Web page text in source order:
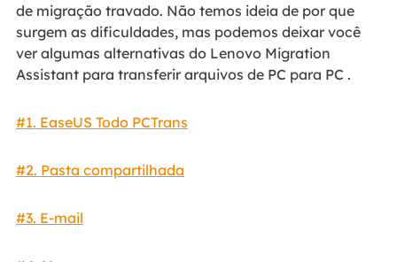
de migração travado. Não temos ideia de por que
surgem as dificuldades, mas podemos deixar você
ver algumas alternativas do Lenovo Migration
Assistant para transferir arquivos de PC para PC .
#1. EaseUS Todo PCTrans
#2. Pasta compartilhada
#3. E-mail